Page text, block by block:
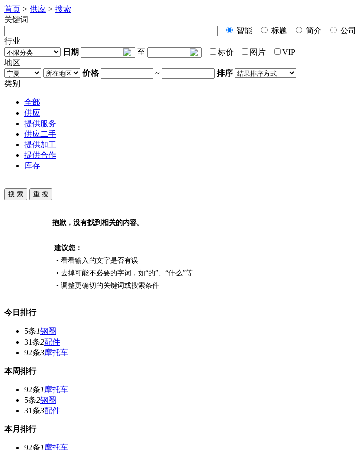
首页 > 供应 > 搜索
关键词
智能
标题 简介 公司
行业
日期
至 标价 图片
VIP
地区
价格
~
排序
类别
全部
供应
提供服务
供应二手
提供加工
提供合作
库存
抱歉，没有找到相关的内容。
建议您：
• 看看输入的文字是否有误
• 去掉可能不必要的字词，如“的”、“什么”等
• 调整更确切的关键词或搜索条件
今日排行
5条1钢圈
31条2配件
92条3摩托车
本周排行
92条1 摩托车
5条2钢圈
31条3配件
本月排行
92条1 摩托车